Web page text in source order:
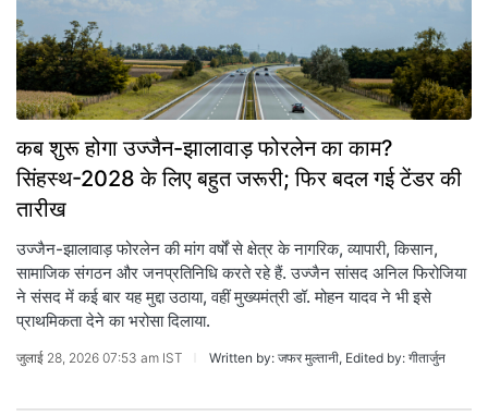
कब शुरू होगा उज्जैन-झालावाड़ फोरलेन का काम?
सिंहस्थ-2028 के लिए बहुत जरूरी; फिर बदल गई टेंडर की
तारीख
उज्जैन-झालावाड़ फोरलेन की मांग वर्षों से क्षेत्र के नागरिक, व्यापारी, किसान,
सामाजिक संगठन और जनप्रतिनिधि करते रहे हैं. उज्जैन सांसद अनिल फिरोजिया
ने संसद में कई बार यह मुद्दा उठाया, वहीं मुख्यमंत्री डॉ. मोहन यादव ने भी इसे
प्राथमिकता देने का भरोसा दिलाया.
जुलाई 28, 2026 07:53 am IST Written by: जफर मुल्तानी, Edited by: गीतार्जुन